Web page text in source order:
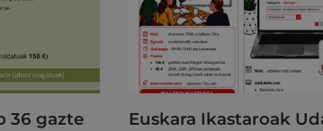
36 gazte
Euskara Ikastaroak